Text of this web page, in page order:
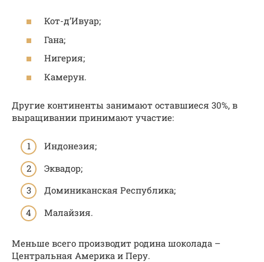
Кот-д’Ивуар;
Гана;
Нигерия;
Камерун.
Другие континенты занимают оставшиеся 30%, в
выращивании принимают участие:
Индонезия;
Эквадор;
Доминиканская Республика;
Малайзия.
Меньше всего производит родина шоколада –
Центральная Америка и Перу.